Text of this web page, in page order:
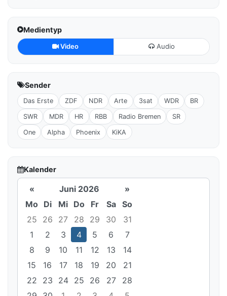
Medientyp
Video Audio
Sender
Das Erste ZDF NDR Arte 3sat WDR BR
SWR MDR HR RBB Radio Bremen SR
One Alpha Phoenix KiKA
Kalender
« Juni 2026
»
Mo Di Mi Do Fr Sa
So
25
26 27 28 29 30
31
1
2 3 4 5 6
7
8
9 10 11 12 13
14
15
16 17 18 19 20
21
22
23 24 25 26 27
28